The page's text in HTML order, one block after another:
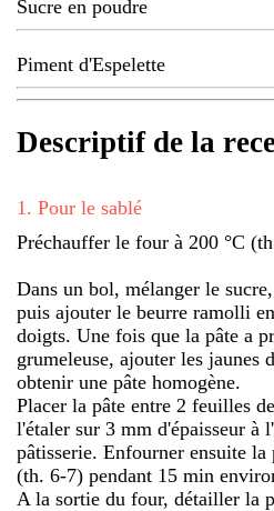
Sucre en poudre
Piment d'Espelette
Descriptif de la
1 . Pour le sablé
Préchauffer le four à 200 °C
Dans un bol, mélanger le
puis ajouter le beurre ramolli
doigts. Une fois que la pâte a
grumeleuse, ajouter les jaunes
obtenir une pâte homogène.
Placer la pâte entre 2 feuilles
l'étaler sur 3 mm d'épaisseur à
pâtisserie. Enfourner ensuite la
(th. 6-7) pendant 15 min
A la sortie du four, détailler la